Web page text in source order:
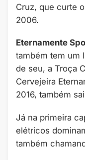
Cruz, que curte
2006.
Eternamente
também tem um
de seu, a Troça
Cervejeira
2016, também
Já na primeira
elétricos
também